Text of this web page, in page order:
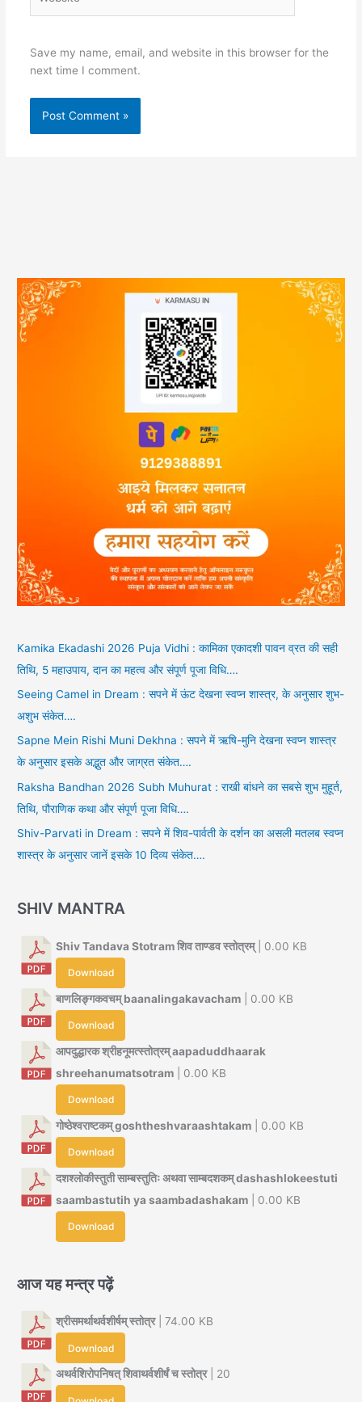
Save my name, email, and website in this browser for the
next time I comment.
Kamika Ekadashi 2026 Puja Vidhi : कामिका एकादशी पावन व्रत की सही
तिथि, 5 महाउपाय, दान का महत्व और संपूर्ण पूजा विधि….
Seeing Camel in Dream : सपने में ऊंट देखना स्वप्न शास्त्र, के अनुसार शुभ-
अशुभ संकेत….
Sapne Mein Rishi Muni Dekhna : सपने में ऋषि-मुनि देखना स्वप्न शास्त्र
के अनुसार इसके अद्भुत और जाग्रत संकेत….
Raksha Bandhan 2026 Subh Muhurat : राखी बांधने का सबसे शुभ मुहूर्त,
तिथि, पौराणिक कथा और संपूर्ण पूजा विधि….
Shiv-Parvati in Dream : सपने में शिव-पार्वती के दर्शन का असली मतलब स्वप्न
शास्त्र के अनुसार जानें इसके 10 दिव्य संकेत….
SHIV MANTRA
Shiv Tandava Stotram शिव ताण्डव स्तोत्रम्| 0.00 KB
Download
बाणलिङ्गकवचम् baanalingakavacham | 0.00 KB
Download
आपदुद्धारक श्रीहनूमत्स्तोत्रम् aapaduddhaarak
shreehanumatsotram | 0.00 KB
Download
गोष्ठेश्वराष्टकम् goshtheshvaraashtakam | 0.00 KB
Download
दशश्लोकीस्तुती साम्बस्तुतिः अथवा साम्बदशकम् dashashlokeestuti
saambastutih ya saambadashakam | 0.00 KB
Download
आज यह मन्त्र पढ़ें
श्रीसमर्थाथर्वशीर्षम् स्तोत्र| 74.00 KB
Download
अथर्वशिरोपनिषत् शिवाथर्वशीर्षं च स्तोत्र| 20